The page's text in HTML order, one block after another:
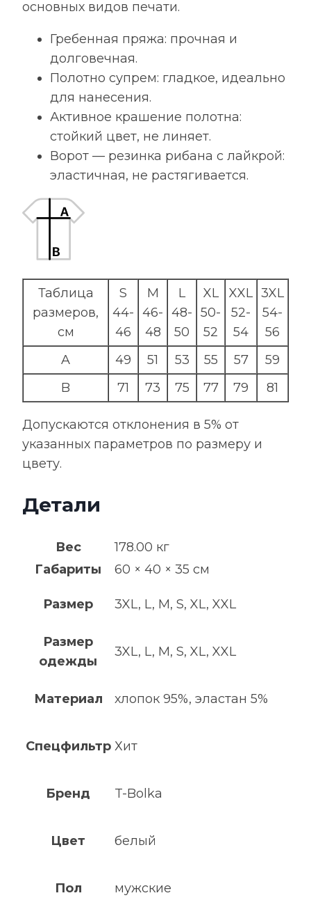
основных видов печати.
Гребенная пряжа: прочная и
долговечная.
Полотно супрем: гладкое, идеально
для нанесения.
Активное крашение полотна:
стойкий цвет, не линяет.
Ворот — резинка рибана с лайкрой:
эластичная, не растягивается.
Таблица
размеров,
см
S
44-
46
M
46-
48
L
48-
50
XL
50-
52
XXL
52-
54
3XL
54-
56
A
49 51 53 55 57
59
B
71 73 75 77 79 81
Допускаются отклонения в 5% от
указанных параметров по размеру и
цвету.
Детали
Вес
178.00 кг
Габариты
60 × 40 × 35 см
Размер 3XL, L, M, S, XL, XXL
Размер
одежды
3XL, L, M, S, XL, XXL
Материал хлопок 95%, эластан 5%
Спецфильтр Хит
Бренд T-Bolka
Цвет белый
Пол мужские